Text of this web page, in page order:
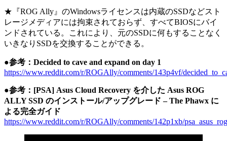
★『ROG Ally』のWindowsライセンスは内蔵のSSDなどスト
レージメディアには拘束されておらず、すべてBIOSにバイ
ンドされている。これにより、元のSSDに何もすることなく
いきなりSSDを交換することができる。
●参考：Decided to cave and expand on day 1
https://www.reddit.com/r/ROGAlly/comments/143p4vf/
●参考：[PSA] Asus Cloud Recovery を介した Asus ROG
ALLY SSD のインストール/アップグレード – The Phawx に
よる完全ガイド
https://www.reddit.com/r/ROGAlly/comments/142p1xb/